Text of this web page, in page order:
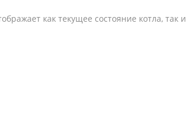
как текущее состояние котла, так и